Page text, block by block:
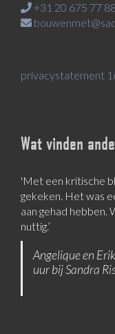
+31 20 675 77
privacystatement
Wat vinden
'Met een kritische
gekeken. Het was
aan gehad hebben.
nuttig.’
Angelique en
uur bij Sandra